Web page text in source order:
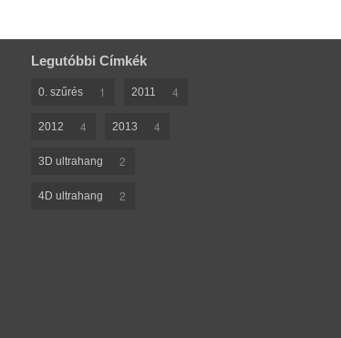
Legutóbbi Címkék
0. szűrés 1 2011 4
2012 4 2013 4
3D ultrahang 2
4D ultrahang 2